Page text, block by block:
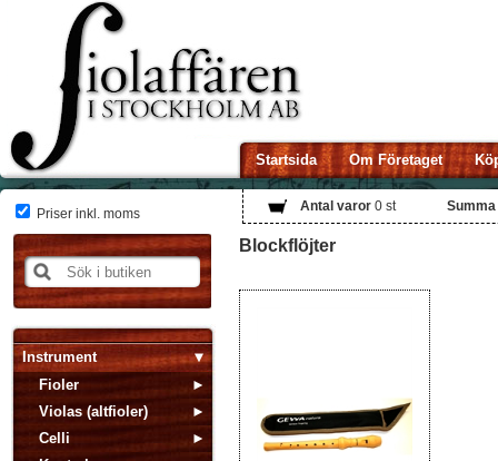
Startsida Om Företaget
Antal varor 0 st Summa
Priser inkl. moms
Instrument
Fioler
Violas (altfioler)
Celli
Blockflöjter